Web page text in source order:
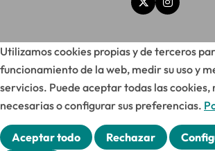
Utilizamos cookies propias y de terceros
funcionamiento de la web, medir su uso y
servicios. Puede aceptar todas las cookies,
necesarias o configurar sus preferencias.
Aceptar todo Rechazar